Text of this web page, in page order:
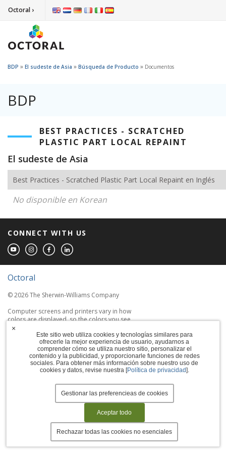
Octoral ›
BDP » El sudeste de Asia » Búsqueda de Producto » Documentos
BDP
BEST PRACTICES - SCRATCHED
PLASTIC PART LOCAL REPAINT
El sudeste de Asia
Best Practices - Scratched Plastic Part Local Repaint en Inglés
No disponible en Korean
CONNECT WITH US
Octoral
© 2026 The Sherwin-Williams Company
Computer screens and printers vary in how
colors are displayed, so the colors you see
may not match the coating's actual color.
Terms of Use
Privacy Policy
Accessibility Statement
Manage Cookies
Este sitio web utiliza cookies y tecnologías similares para
ofrecerle la mejor experiencia de usuario, ayudarnos a
comprender cómo se utiliza nuestro sitio, personalizar el
contenido y la publicidad, y proporcionarle funciones de redes
sociales. Para obtener más información sobre nuestro uso de
cookies y datos, revise nuestra [Política de privacidad].
Gestionar las preferencieas de cookies
Aceptar todo
Rechazar todas las cookies no esenciales
×